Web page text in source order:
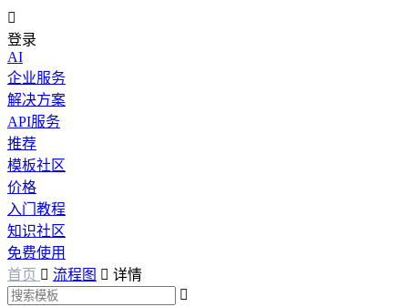

登录
AI
企业服务
解决方案
API服务
推荐
模板社区
价格
入门教程
知识社区
免费使用
首页  流程图  详情
